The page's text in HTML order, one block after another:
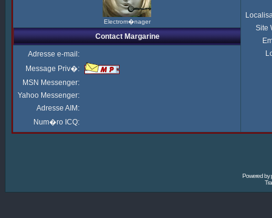
Electrom�nager
Site
Contact Margarine
Adresse e-mail:
Message Priv�:
MSN Messenger:
Yahoo Messenger:
Adresse AIM:
Num�ro ICQ:
Powered by